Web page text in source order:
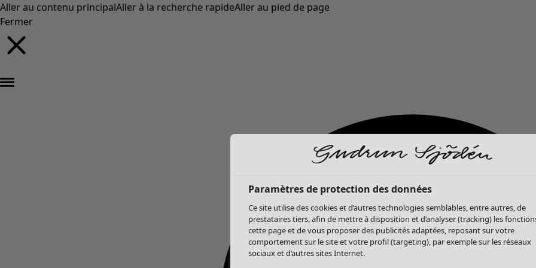
Aller au contenu principalAller à la recherche rapideAller au pied de page
Fermer
Paramètres de protection des données
Ce site utilise des cookies et d’autres technologies semblables, entre autres, de
prestataires tiers, afin de mettre à disposition et d’analyser (tracking) les
cette page et de vous proposer des publicités adaptées, reposant sur votre
comportement sur le site et votre profil (targeting), par exemple sur les réseaux
sociaux et d’autres sites Internet.